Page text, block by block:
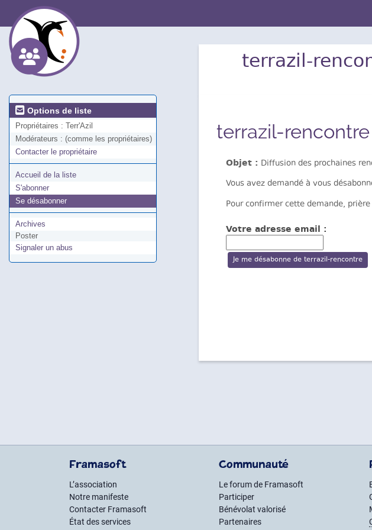
terrazil-
Options de liste
Propriétaires : Terr'Azil
Modérateurs : (comme les propriétaires)
Contacter le propriétaire
Accueil de la liste
S'abonner
Se désabonner
Archives
Poster
Signaler un abus
terrazil-
Objet : Diffusion des prochaines
Vous avez demandé à vous
Pour confirmer cette demande,
Votre adresse email :
Framasoft
L’association
Notre manifeste
Contacter Framasoft
État des services
Communauté
Le forum de Framasoft
Participer
Bénévolat valorisé
Partenaires